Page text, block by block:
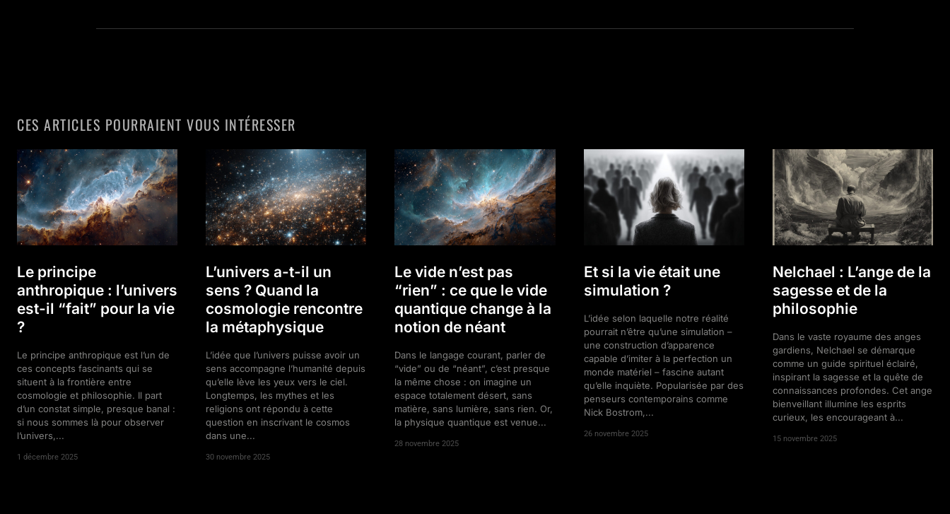
CES ARTICLES POURRAIENT VOUS INTÉRESSER
Le principe
anthropique : l’univers
est-il “fait” pour la vie
?
Le principe anthropique est l’un de
ces concepts fascinants qui se
situent à la frontière entre
cosmologie et philosophie. Il part
d’un constat simple, presque banal :
si nous sommes là pour observer
l’univers,...
1 décembre 2025
L’univers a-t-il un
sens ? Quand la
cosmologie rencontre
la métaphysique
L’idée que l’univers puisse avoir un
sens accompagne l’humanité depuis
qu’elle lève les yeux vers le ciel.
Longtemps, les mythes et les
religions ont répondu à cette
question en inscrivant le cosmos
dans une...
30 novembre 2025
Le vide n’est pas
“rien” : ce que le vide
quantique change à la
notion de néant
Dans le langage courant, parler de
“vide” ou de “néant”, c’est presque
la même chose : on imagine un
espace totalement désert, sans
matière, sans lumière, sans rien. Or,
la physique quantique est venue...
28 novembre 2025
Et si la vie était une
simulation ?
L’idée selon laquelle notre réalité
pourrait n’être qu’une simulation –
une construction d’apparence
capable d’imiter à la perfection un
monde matériel – fascine autant
qu’elle inquiète. Popularisée par des
penseurs contemporains comme
Nick Bostrom,...
26 novembre 2025
Nelchael : L’ange de la
sagesse et de la
philosophie
Dans le vaste royaume des anges
gardiens, Nelchael se démarque
comme un guide spirituel éclairé,
inspirant la sagesse et la quête de
connaissances profondes. Cet ange
bienveillant illumine les esprits
curieux, les encourageant à...
15 novembre 2025